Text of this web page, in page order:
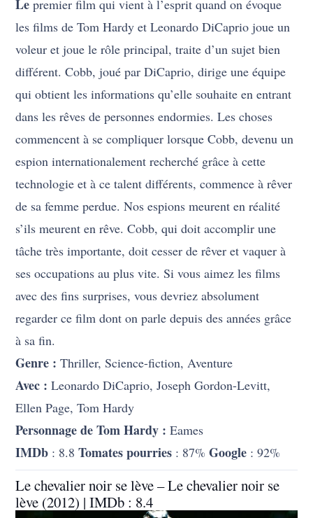
Le premier film qui vient à l’esprit quand on évoque
les films de Tom Hardy et Leonardo DiCaprio joue un
voleur et joue le rôle principal, traite d’un sujet bien
différent. Cobb, joué par DiCaprio, dirige une équipe
qui obtient les informations qu’elle souhaite en entrant
dans les rêves de personnes endormies. Les choses
commencent à se compliquer lorsque Cobb, devenu un
espion internationalement recherché grâce à cette
technologie et à ce talent différents, commence à rêver
de sa femme perdue. Nos espions meurent en réalité
s’ils meurent en rêve. Cobb, qui doit accomplir une
tâche très importante, doit cesser de rêver et vaquer à
ses occupations au plus vite. Si vous aimez les films
avec des fins surprises, vous devriez absolument
regarder ce film dont on parle depuis des années grâce
à sa fin.
Genre : Thriller, Science-fiction, Aventure
Avec : Leonardo DiCaprio, Joseph Gordon-Levitt,
Ellen Page, Tom Hardy
Personnage de Tom Hardy : Eames
IMDb : 8.8Tomates pourries : 87%Google : 92%
Le chevalier noir se lève – Le chevalier noir se
lève (2012) | IMDb : 8.4